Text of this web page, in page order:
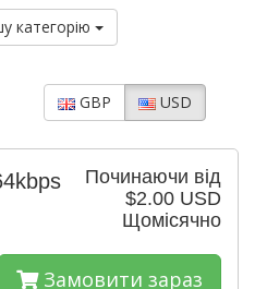
категорію
GBP USD
Починаючи від
$2.00 USD
Щомісячно
Замовити зараз